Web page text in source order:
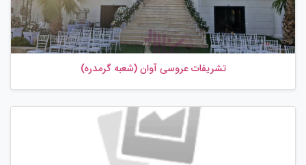
تشریفات عروسی آوان (شعبه گرمدره)